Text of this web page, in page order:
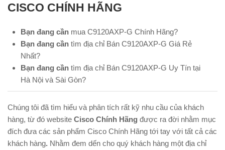
CISCO CHÍNH HÃNG
Bạn đang cần mua C9120AXP-G Chính Hãng?
Bạn đang cần tìm địa chỉ Bán C9120AXP-G Giá Rẻ
Nhất?
Bạn đang cần tìm địa chỉ Bán C9120AXP-G Uy Tín tại
Hà Nội và Sài Gòn?
Chúng tôi đã tìm hiểu và phân tích rất kỹ nhu cầu của khách
hàng, từ đó website Cisco Chính Hãng được ra đời nhằm mục
đích đưa các sản phẩm Cisco Chính Hãng tới tay với tất cả các
khách hàng. Nhằm đem dến cho quý khách hàng một địa chỉ